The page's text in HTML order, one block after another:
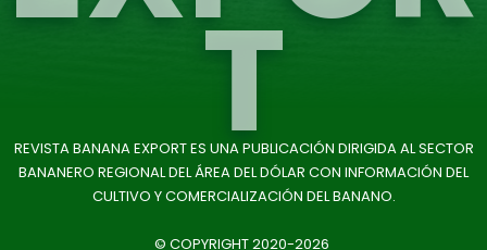
T
REVISTA BANANA EXPORT ES UNA PUBLICACIÓN DIRIGIDA AL SECTOR
BANANERO REGIONAL DEL ÁREA DEL DÓLAR CON INFORMACIÓN DEL
CULTIVO Y COMERCIALIZACIÓN DEL BANANO.
© COPYRIGHT 2020-2026